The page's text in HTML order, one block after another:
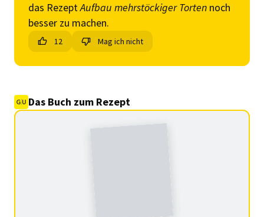
das RezeptAufbau mehrstöckiger Torten noch
besser zu machen.
12 Mag ich nicht
Das Buch zum Rezept